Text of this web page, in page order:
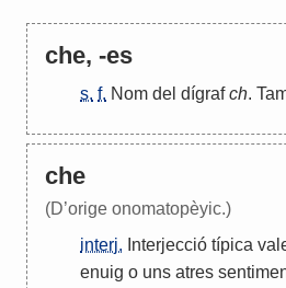
che, -es
s. f. Nom del dígraf ch.
che
(D’orige onomatopèyic.)
interj. Interjecció típica
enuig o uns atres